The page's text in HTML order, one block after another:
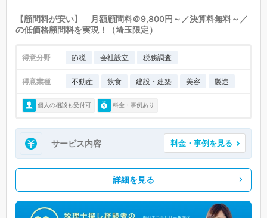
【顧問料が安い】 月額顧問料＠9,800円～／決算料無料～／
の低価格顧問料を実現！（埼玉限定）
得意分野 節税 会社設立 税務調査
得意業種 不動産 飲食 建設・建築 美容 製造
個人の相談も受付可 料金・事例あり
サービス内容 料金・事例を見る
詳細を見る